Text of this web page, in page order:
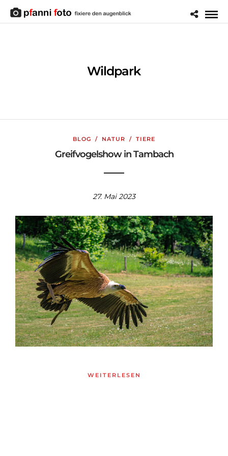
Wildpark
BLOG / NATUR / TIERE
Greifvogelshow in Tambach
27. Mai 2023
WEITERLESEN